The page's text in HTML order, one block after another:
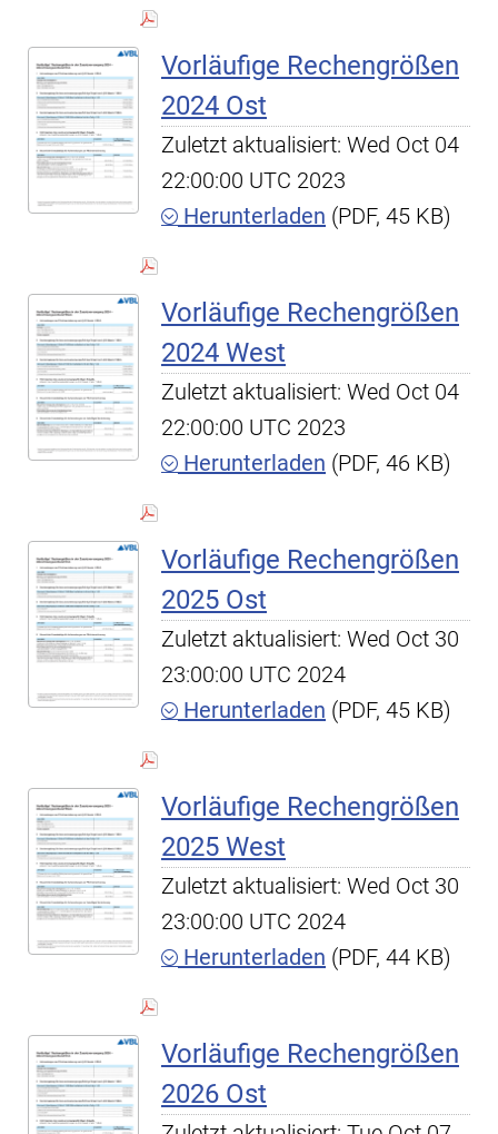
Vorläufige Rechengrößen
2024 Ost
Zuletzt aktualisiert: Wed Oct 04
22:00:00 UTC 2023
Herunterladen (PDF, 45 KB)
Vorläufige Rechengrößen
2024 West
Zuletzt aktualisiert: Wed Oct 04
22:00:00 UTC 2023
Herunterladen (PDF, 46 KB)
Vorläufige Rechengrößen
2025 Ost
Zuletzt aktualisiert: Wed Oct 30
23:00:00 UTC 2024
Herunterladen (PDF, 45 KB)
Vorläufige Rechengrößen
2025 West
Zuletzt aktualisiert: Wed Oct 30
23:00:00 UTC 2024
Herunterladen (PDF, 44 KB)
Vorläufige Rechengrößen
2026 Ost